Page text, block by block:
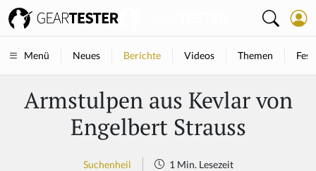
Menü Neues Berichte Videos Themen
Armstulpen aus Kevlar von
Engelbert Strauss
Suchenheil 1 Min. Lesezeit